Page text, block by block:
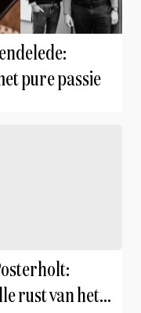
pure passie
rust van het